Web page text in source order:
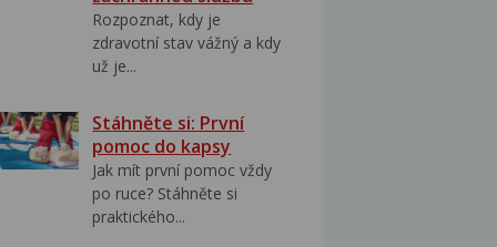
Rozpoznat, kdy je
zdravotní stav vážný a kdy
už je...
Stáhněte si: První
pomoc do kapsy
Jak mít první pomoc vždy
po ruce? Stáhněte si
praktického...